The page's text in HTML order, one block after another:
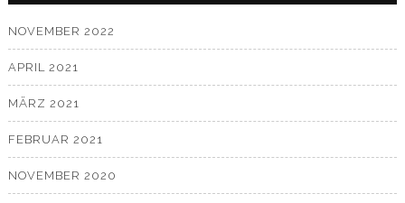
NOVEMBER 2022
APRIL 2021
MÄRZ 2021
FEBRUAR 2021
NOVEMBER 2020